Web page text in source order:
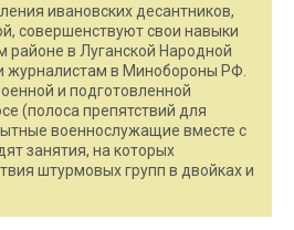
ивановских десантников,
совершенствуют свои навыки
районе в Луганской Народной
журналистам в Минобороны РФ.
и подготовленной
(полоса препятствий для
военнослужащие вместе с
занятия, на которых
штурмовых групп в двойках и